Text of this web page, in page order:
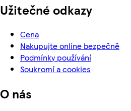
Užitečné odkazy
Cena
Nakupujte online bezpečně
Podmínky používání
Soukromí a cookies
O nás